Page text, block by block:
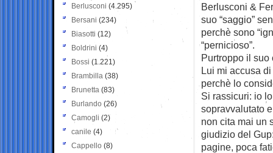
Berlusconi &
suo “saggio”
perchè sono
“pernicioso”.
Purtroppo il suo
Lui mi accusa di
perchè lo
Si rassicuri: io
sopravvalutato
non cita mai un
giudizio del
pagine, poca
Berlusconi (4.295)
Bersani (234)
Biasotti (12)
Boldrini (4)
Bossi (1.221)
Brambilla (38)
Brunetta (83)
Burlando (26)
Camogli (2)
canile (4)
Cappello (8)